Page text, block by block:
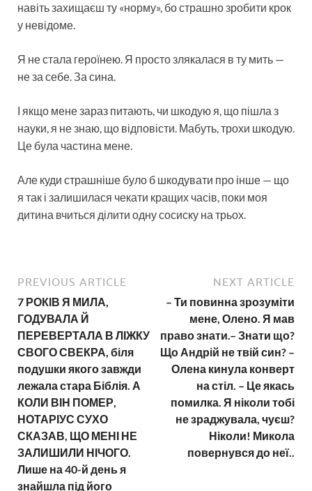
навіть захищаєш ту «норму», бо страшно зробити крок
у невідоме.
Я не стала героїнею. Я просто злякалася в ту мить —
не за себе. За сина.
І якщо мене зараз питають, чи шкодую я, що пішла з
науки, я не знаю, що відповісти. Мабуть, трохи шкодую.
Це була частина мене.
Але куди страшніше було б шкодувати про інше — що
я так і залишилася чекати кращих часів, поки моя
дитина вчиться ділити одну сосиску на трьох.
PREVIOUS ARTICLE
7 РОКІВ Я МИЛА,
ГОДУВАЛА Й
ПЕРЕВЕРТАЛА В ЛІЖКУ
СВОГО СВЕКРА, біля
подушки якого завжди
лежала стара Біблія. А
КОЛИ ВІН ПОМЕР,
НОТАРІУС СУХО
СКАЗАВ, ЩО МЕНІ НЕ
ЗАЛИШИЛИ НІЧОГО.
Лише на 40-й день я
знайшла під його
NEXT ARTICLE
– Ти повинна зрозуміти
мене, Олено. Я мав
право знати.– Знати що?
Що Андрій не твій син? –
Олена кинула конверт
на стіл. – Це якась
помилка. Я ніколи тобі
не зраджувала, чуєш?
Ніколи! Микола
повернувся до неї..